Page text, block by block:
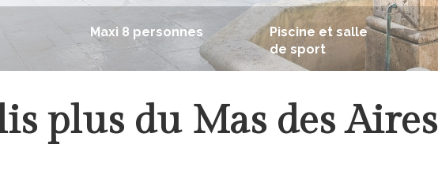
Maxi 8 personnes
Piscine et salle
de sport
plus du Mas des Aires